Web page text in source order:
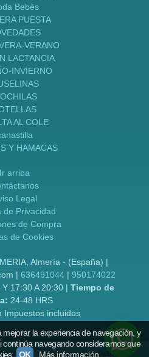
Bebès
PUESTA
VERANO
LACTANCIA
INVIERNO
AL COLE
Y HAMACAS
Ir arriba
Legal
de Privacidad
de Compra
de Cookies
Almería - (España) |
| 636491044 | 950174022
17:30 A 20:30 | Tiempo de
24-48 HRS
Impuestos incluidos
[38760] - Con la tecnología de Palbin.com
la experiencia de navegación, y
navegando consideramos que
OK Más información